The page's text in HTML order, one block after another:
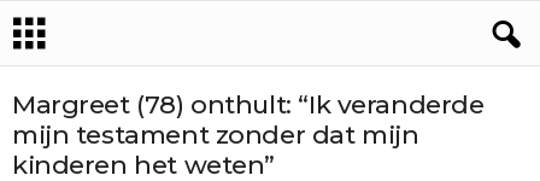
Margreet (78) onthult: “Ik veranderde
mijn testament zonder dat mijn
kinderen het weten”